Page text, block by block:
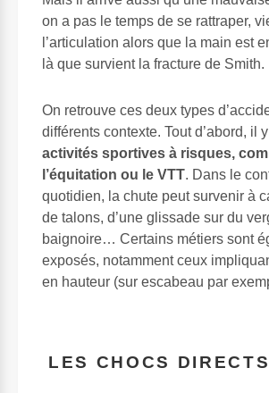
on a pas le temps de se rattraper,
l’articulation alors que la main est
là que survient la fracture de Smith.
On retrouve ces deux types
différents contexte. Tout d’abord, il
activités sportives à risques,
l’équitation ou le VTT. Dans le
quotidien, la chute peut survenir à
de talons, d’une glissade sur du
baignoire… Certains métiers sont
exposés, notamment ceux
en hauteur (sur escabeau par
LES CHOCS DIRECTS